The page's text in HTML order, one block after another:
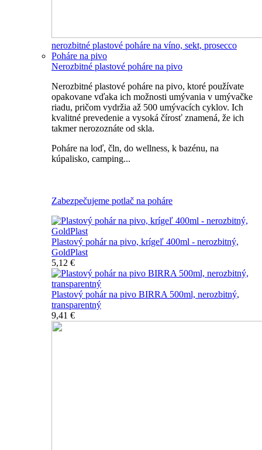
nerozbitné plastové poháre na víno, sekt, prosecco
Poháre na pivo
Nerozbitné plastové poháre na pivo
Nerozbitné plastové poháre na pivo, ktoré používate
opakovane vďaka ich možnosti umývania v umývačke
riadu, pričom vydržia až 500 umývacích cyklov. Ich
kvalitné prevedenie a vysoká čírosť znamená, že ich
takmer nerozoznáte od skla.
Poháre na loď, čln, do wellness, k bazénu, na
kúpalisko, camping...
Zabezpečujeme potlač na poháre
Plastový pohár na pivo, krígeľ 400ml - nerozbitný,
GoldPlast
5,12 €
Plastový pohár na pivo BIRRA 500ml, nerozbitný,
transparentný
9,41 €